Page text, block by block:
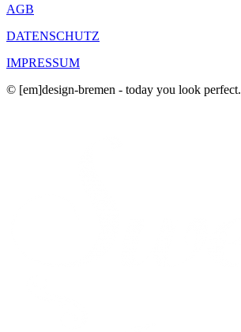
AGB
DATENSCHUTZ
IMPRESSUM
© [em]design-bremen - today you look perfect.